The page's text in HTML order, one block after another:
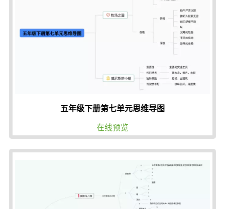
五年级下册第七单元思维导图
在线预览